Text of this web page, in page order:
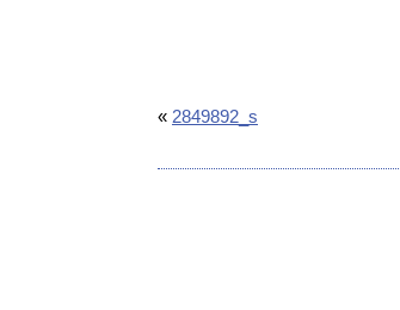
« 2849892_s